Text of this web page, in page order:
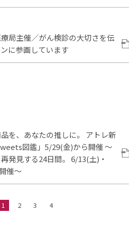
局主催／がん検診の大切さを伝
に参画しています
を、あなたの推しに。 アトレ新
図鑑」5/29(金)から開催 ～
発見する24日間。 6/13(土)・
催～
1 2 3 4